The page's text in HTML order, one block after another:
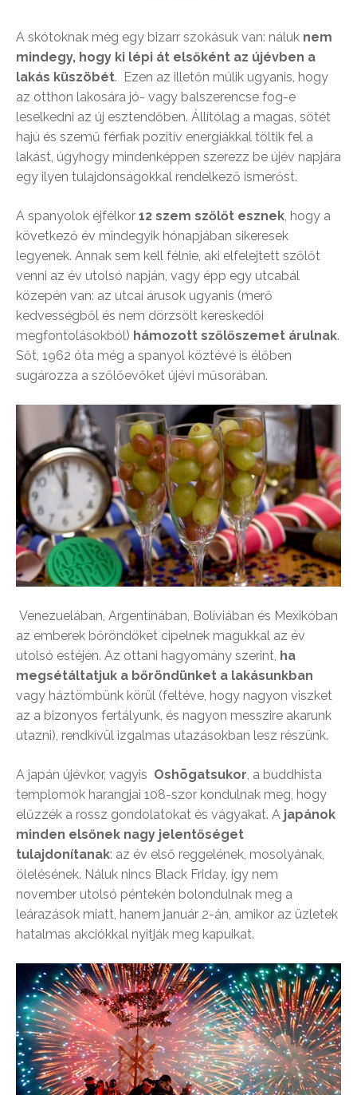
A skótoknak még egy bizarr szokásuk van: náluk nem
mindegy, hogy ki lépi át elsőként az újévben a
lakás küszöbét. Ezen az illetőn múlik ugyanis, hogy
az otthon lakosára jó- vagy balszerencse fog-e
leselkedni az új esztendőben. Állítólag a magas, sötét
hajú és szemű férfiak pozitív energiákkal töltik fel a
lakást, úgyhogy mindenképpen szerezz be újév napjára
egy ilyen tulajdonságokkal rendelkező ismerőst.
A spanyolok éjfélkor 12 szem szőlőt esznek, hogy a
következő év mindegyik hónapjában sikeresek
legyenek. Annak sem kell félnie, aki elfelejtett szőlőt
venni az év utolsó napján, vagy épp egy utcabál
közepén van: az utcai árusok ugyanis (merő
kedvességből és nem dörzsölt kereskedői
megfontolásokból) hámozott szőlőszemet árulnak.
Sőt, 1962 óta még a spanyol köztévé is élőben
sugározza a szőlőevőket újévi műsorában.
Venezuelában, Argentínában, Bolíviában és Mexikóban
az emberek bőröndöket cipelnek magukkal az év
utolsó estéjén. Az ottani hagyomány szerint, ha
megsétáltatjuk a bőröndünket a lakásunkban
vagy háztömbünk körül (feltéve, hogy nagyon viszket
az a bizonyos fertályunk, és nagyon messzire akarunk
utazni), rendkívül izgalmas utazásokban lesz részünk.
A japán újévkor, vagyis Oshōgatsukor, a buddhista
templomok harangjai 108-szor kondulnak meg, hogy
elűzzék a rossz gondolatokat és vágyakat. A japánok
minden elsőnek nagy jelentőséget
tulajdonítanak: az év első reggelének, mosolyának,
ölelésének. Náluk nincs Black Friday, így nem
november utolsó péntekén bolondulnak meg a
leárazások miatt, hanem január 2-án, amikor az üzletek
hatalmas akciókkal nyitják meg kapuikat.